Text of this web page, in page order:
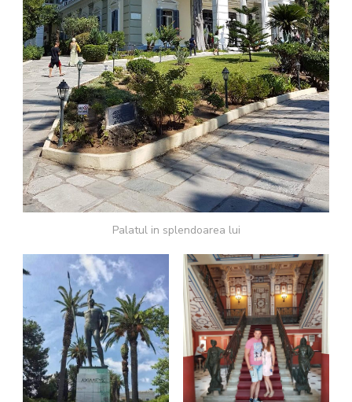
Palatul in splendoarea lui